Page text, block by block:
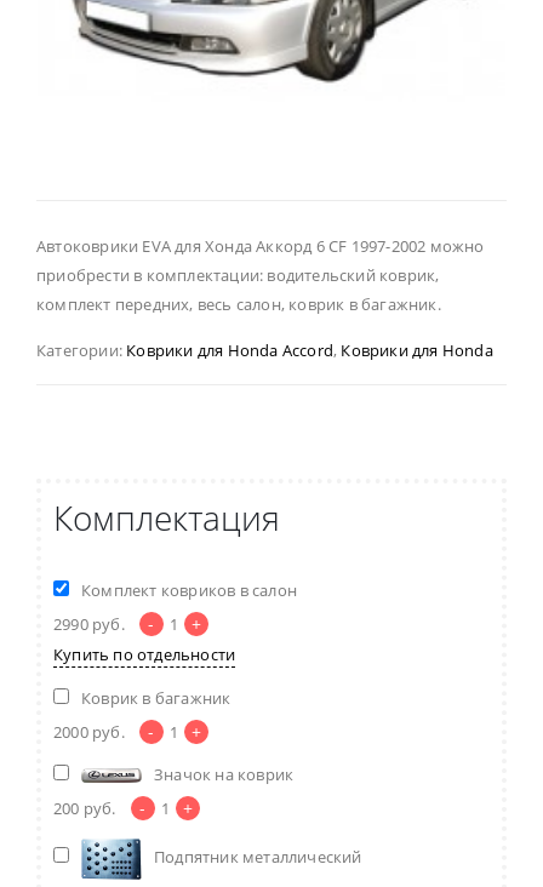
Автоковрики EVA для Хонда Аккорд 6 CF 1997-2002 можно
приобрести в комплектации: водительский коврик,
комплект передних, весь салон, коврик в багажник.
Категории: Коврики для Honda Accord, Коврики для Honda
Комплектация
Комплект ковриков в салон
2990 руб. - 1 +
Купить по отдельности
Коврик в багажник
2000 руб. - 1 +
Значок на коврик
200 руб. - 1 +
Подпятник металлический